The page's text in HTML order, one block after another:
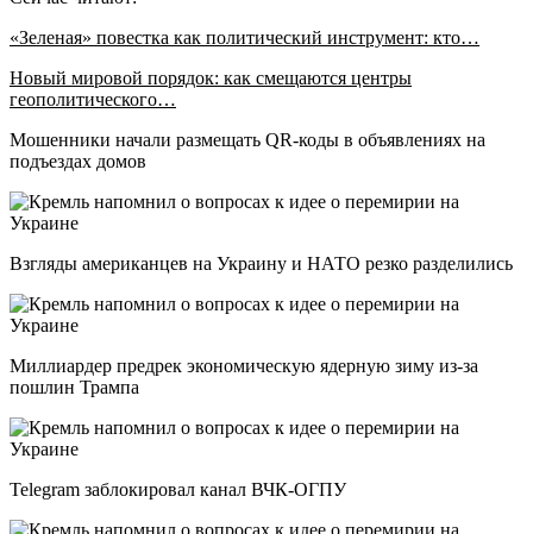
«Зеленая» повестка как политический инструмент: кто…
Новый мировой порядок: как смещаются центры
геополитического…
Мошенники начали размещать QR-коды в объявлениях на
подъездах домов
Взгляды американцев на Украину и НАТО резко разделились
Миллиардер предрек экономическую ядерную зиму из-за
пошлин Трампа
Telegram заблокировал канал ВЧК-ОГПУ